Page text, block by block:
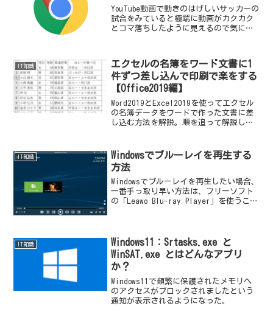
YouTube動画で動きのはげしいサッカーの
試合をみていると極端に動画がカクカク
とコマ落ちしたように見えるので気にな
IT知識
エクセルの名簿をワード文書に1
件ずつ差し込んで印刷で楽をする
【Office2019編】
Word2019とExcel2019を使ってエクセル
の名簿データをワードで作った文書に差
し込む方法を解説。順を追って解説しま
IT知識
Windowsでブルーレイを再生する
方法
Windowsでブルーレイを再生したい場合、
一番手っ取り早い方法は、フリーソフト
の「Leawo Blu-ray Player」を使うこと
IT知識
Windows11：Srtasks.exe と
WinSAT.exe とはどんなアプリ
か？
Windows11で頻繁に保護されたメモリへ
のアクセスがブロックされましたという
通知が表示されるようになった。